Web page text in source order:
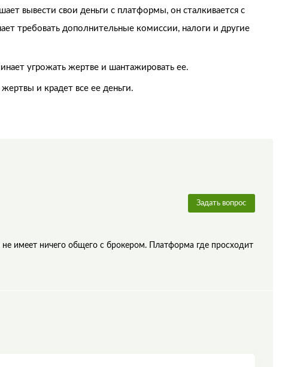
вывести свои деньги с платформы, он сталкивается с
требовать дополнительные комиссии, налоги и другие
угрожать жертве и шантажировать ее.
и крадет все ее деньги.
Задать вопрос
имеет ничего общего с брокером. Платформа где просходит